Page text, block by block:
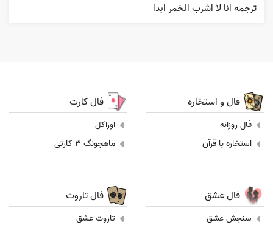
ترجمه انا لا اشرب الخمر ابدا
فال و استخاره
فال روزانه
استخاره با قرآن
فال کارت
اوراکل
ماهجونگ 3 کارتی
فال عشق
سنجش عشق
فال تاروت
تاروت عشق